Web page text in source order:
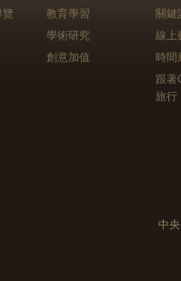
教育學習
學術研究
創意加值
關鍵
線上
時間
跟
旅行
中